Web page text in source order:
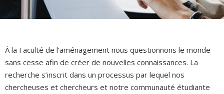
À la Faculté de l’aménagement nous questionnons le monde
sans cesse afin de créer de nouvelles connaissances. La
recherche s’inscrit dans un processus par lequel nos
chercheuses et chercheurs et notre communauté étudiante